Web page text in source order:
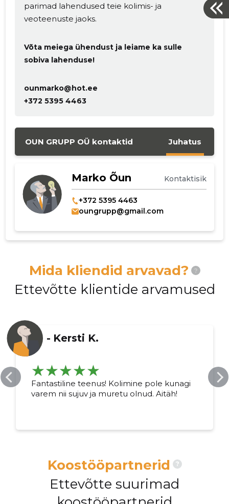
parimad lahendused teie kolimis- ja
veoteenuste jaoks.
Võta meiega ühendust ja leiame ka sulle
sobiva lahenduse!
ounmarko@hot.ee
+372 5395 4463
OUN GRUPP OÜ kontaktid Juhatus
Marko Õun Kontaktisik
+372 5395 4463
oungrupp@gmail.com
Mida kliendid arvavad? ?
Ettevõtte klientide arvamused
- Kersti K.
Fantastiline teenus! Kolimine pole kunagi
varem nii sujuv ja muretu olnud. Aitäh!
Koostööpartnerid ?
Ettevõtte suurimad